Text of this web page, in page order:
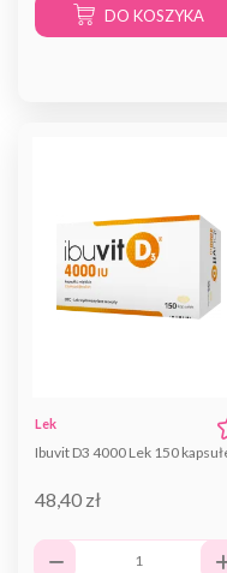
DO KOSZYKA
Lek
Ibuvit D3 4000 Lek 150
48,40 zł